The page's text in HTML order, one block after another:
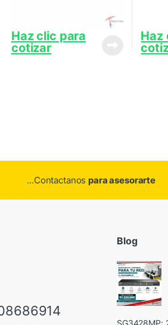
Haz clic para
cotizar
Haz
...Contactanos para asesorarte
Blog